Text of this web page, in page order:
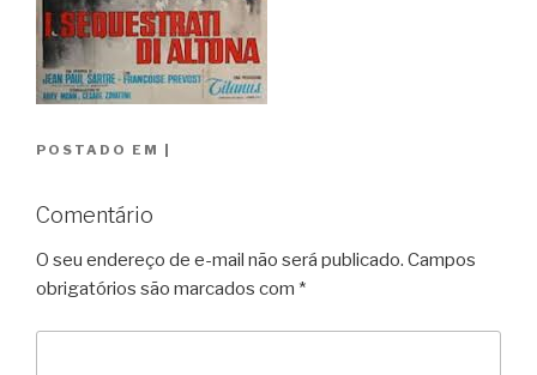
POSTADO EM
Comentário
O seu endereço de e-mail não será publicado. Campos
obrigatórios são marcados com *